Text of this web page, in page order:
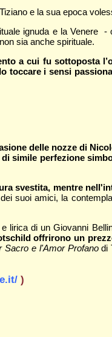
e la sua epoca
ignuda e la Venere -
sia anche spirituale.
a cui fu sottoposta
toccare i sensi
delle nozze di
simile perfezione
svestita, mentre
suoi amici, la
di un Giovanni
offrirono un
Sacro e l'Amor Profanodi
)